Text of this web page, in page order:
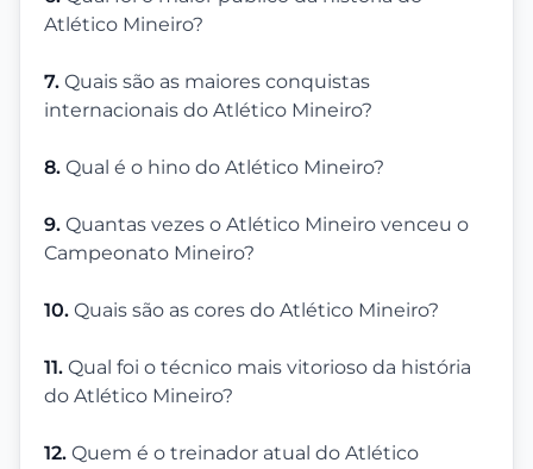
Atlético Mineiro?
7. Quais são as maiores conquistas
internacionais do Atlético Mineiro?
8. Qual é o hino do Atlético Mineiro?
9. Quantas vezes o Atlético Mineiro venceu o
Campeonato Mineiro?
10. Quais são as cores do Atlético Mineiro?
11. Qual foi o técnico mais vitorioso da história
do Atlético Mineiro?
12. Quem é o treinador atual do Atlético